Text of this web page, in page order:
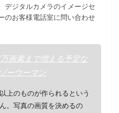
デジタルカメラのイメージセ
のお客様電話室に問い合わせ
画素まで増える予定な
ーウーマン
上のものが作られるという
。写真の画質を決めるの